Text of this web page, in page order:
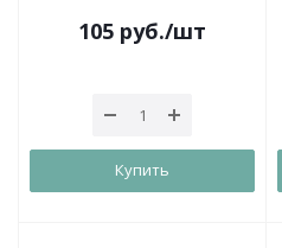
105 руб./шт
Купить